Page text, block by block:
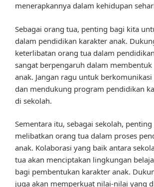
menerapkannya dalam kehidupan
Sebagai orang tua, penting bagi kita
dalam pendidikan karakter anak.
keterlibatan orang tua dalam
sangat berpengaruh dalam
anak. Jangan ragu untuk
dan mendukung program pendidikan
di sekolah.
Sementara itu, sebagai sekolah,
melibatkan orang tua dalam proses
anak. Kolaborasi yang baik antara
tua akan menciptakan lingkungan
bagi pembentukan karakter anak.
juga akan memperkuat nilai-nilai yang